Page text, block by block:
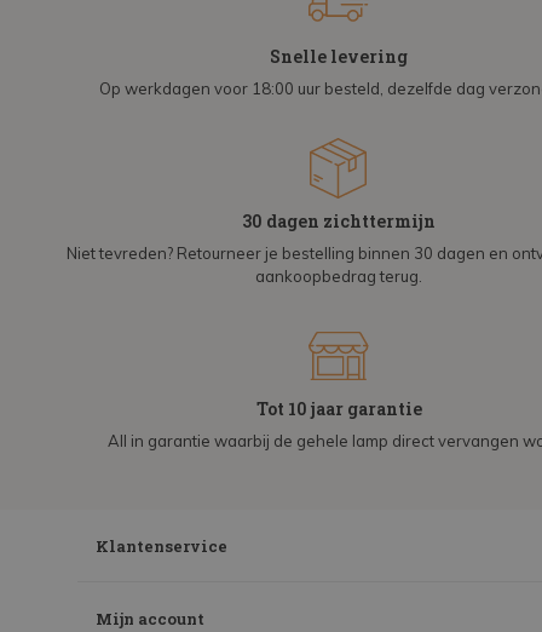
Snelle levering
Op werkdagen voor 18:00 uur besteld, dezelfde dag
30 dagen zichttermijn
Niet tevreden? Retourneer je bestelling binnen 30 dagen en
aankoopbedrag terug.
Tot 10 jaar garantie
All in garantie waarbij de gehele lamp direct vervangen
Klantenservice
Mijn account